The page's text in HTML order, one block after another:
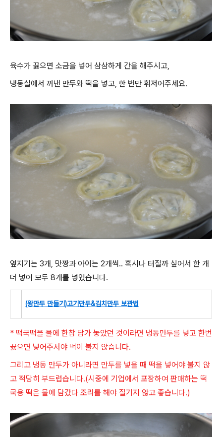
육수가 끓으면 소금을 넣어 삼삼하게 간을 해주시고,
냉동실에서 꺼낸 만두와 떡을 넣고, 한 번만 휘저어주세요.
옆지기는 3개, 맛짱과 아이는 2개씩.. 혹시나 터질까 싶어서 한 개
더 넣어 모두 8개를 넣었습니다.
(왕만두 만들기)고기만두&김치만두 보관법
* 떡국떡을 물에 한참 담가 놓았던 것이라면 냉동만두를 넣고 한번
끓으면 넣어주셔야 떡이 불지 않습니다.
그리고 냉동 만두가 아니라면 만두를 넣을 때 떡을 넣어야 불지 않
고 적당히 부드럽습니다.(시중에 기업에서 포장하여 판매하는 떡
국용 떡은 물에 담갔다 조리를 해야 질기지 않고 좋습니다.)